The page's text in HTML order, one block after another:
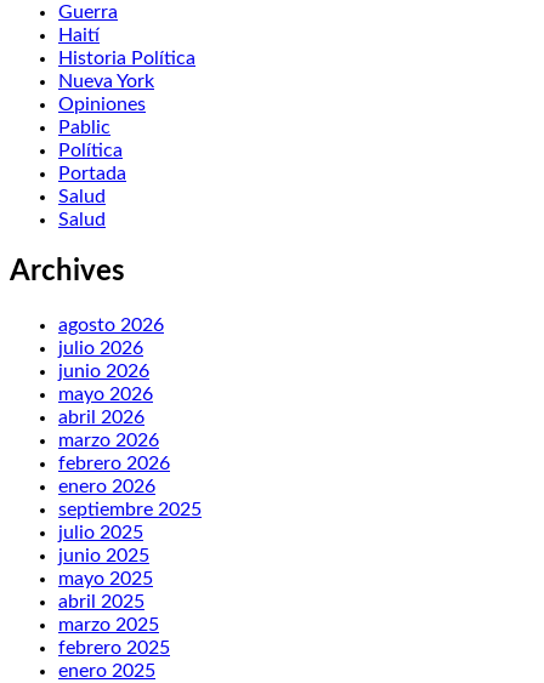
Guerra
Haití
Historia Política
Nueva York
Opiniones
Pablic
Política
Portada
Salud
Salud
Archives
agosto 2026
julio 2026
junio 2026
mayo 2026
abril 2026
marzo 2026
febrero 2026
enero 2026
septiembre 2025
julio 2025
junio 2025
mayo 2025
abril 2025
marzo 2025
febrero 2025
enero 2025